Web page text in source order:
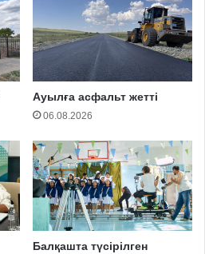
Ауылға асфальт жетті
06.08.2026
Балқашта түсірілген